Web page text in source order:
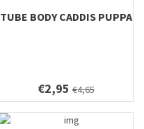
TUBE BODY CADDIS PUPPA
€2,95 €4,65